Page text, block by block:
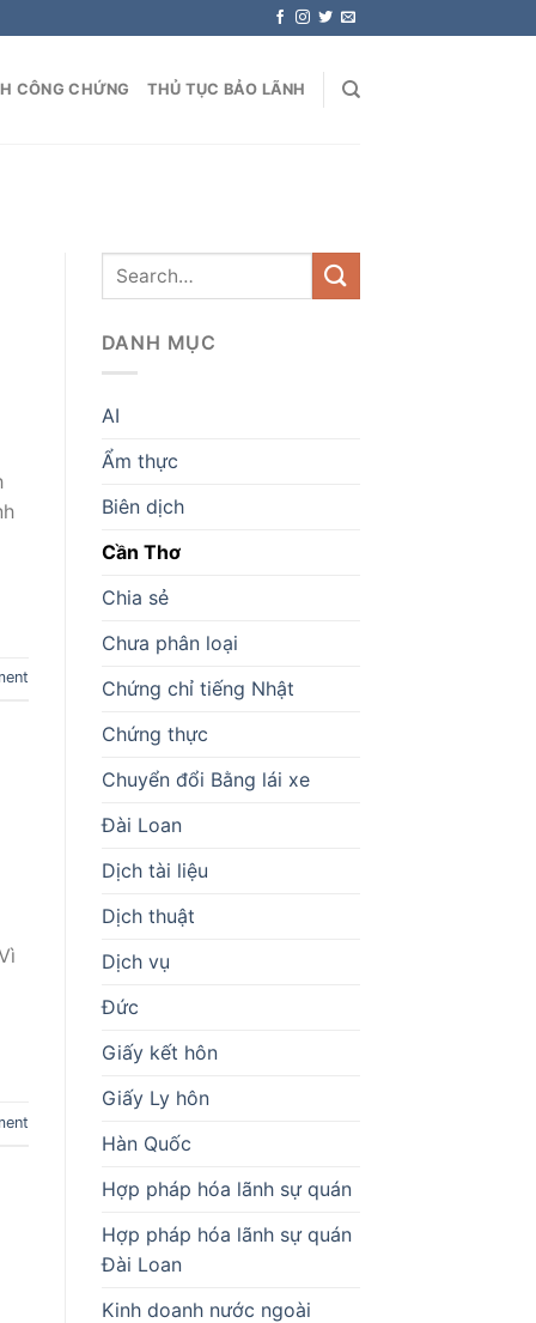
CÔNG CHỨNG THỦ TỤC BẢO LÃNH
DANH MỤC
AI
Ẩm thực
Biên dịch
Cần Thơ
Chia sẻ
Chưa phân loại
Chứng chỉ tiếng Nhật
Chứng thực
Chuyển đổi Bằng lái xe
Đài Loan
Dịch tài liệu
Dịch thuật
Dịch vụ
Đức
Giấy kết hôn
Giấy Ly hôn
Hàn Quốc
Hợp pháp hóa lãnh sự quán
Hợp pháp hóa lãnh sự quán
Đài Loan
Kinh doanh nước ngoài